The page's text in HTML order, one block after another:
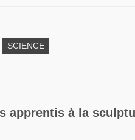
SCIENCE
apprentis à la